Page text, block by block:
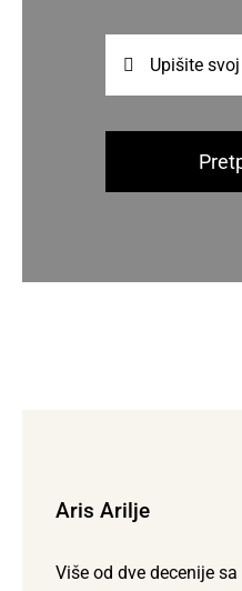
Aris Arilje
Više od dve decenije